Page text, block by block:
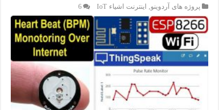
پروژه های آردوینو اینترنت اشیاء IoT 6